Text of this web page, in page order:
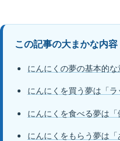
この記事の大まかな内容
にんにくの夢の基本的な
にんにくを買う夢は「ラ
にんにくを食べる夢は「
にんにくをもらう夢は「